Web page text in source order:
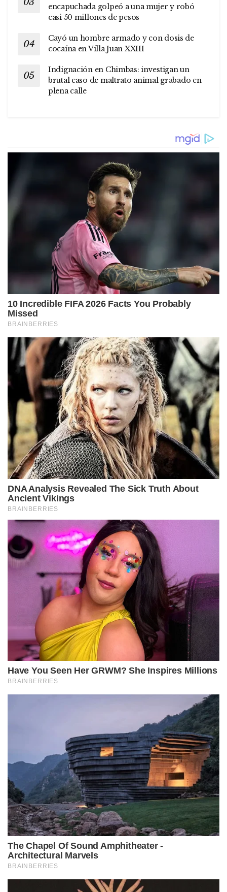
encapuchada golpeó a una mujer y robó
casi 50 millones de pesos
Cayó un hombre armado y con dosis de
cocaína en Villa Juan XXIII
Indignación en Chimbas: investigan un
brutal caso de maltrato animal grabado en
plena calle